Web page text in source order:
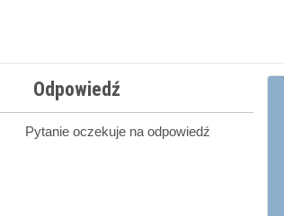
Odpowiedź
Pytanie oczekuje na odpowiedź